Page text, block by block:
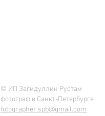
© ИП Загидуллин Рустам
фотограф в Санкт-Петербурге
fotographer.spb@gmail.com